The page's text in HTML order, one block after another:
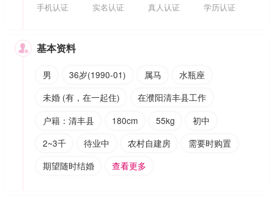
手机认证 实名认证 真人认证 学历认证
 基本资料
男 36岁(1990-01) 属马
水瓶座
未婚 (有，在一起住)
在濮阳清丰县工作
户籍：清丰县
180cm 55kg
初中
2~3千
待业中 农村自建房
需要时购置
期望随时结婚
查看更多